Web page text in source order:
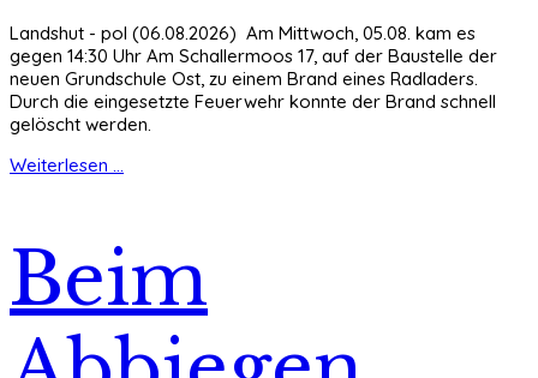
Landshut - pol (06.08.2026) Am Mittwoch, 05.08. kam es
gegen 14:30 Uhr Am Schallermoos 17, auf der Baustelle der
neuen Grundschule Ost, zu einem Brand eines Radladers.
Durch die eingesetzte Feuerwehr konnte der Brand schnell
gelöscht werden.
Weiterlesen ...
Beim